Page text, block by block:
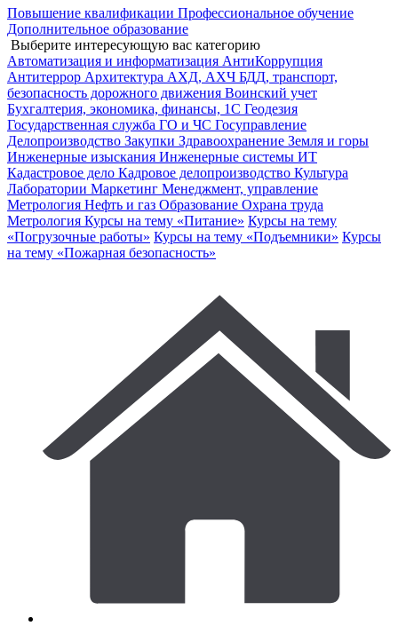
Повышение квалификации Профессиональное обучение
Дополнительное образование
Выберите интересующую вас категорию
Автоматизация и информатизация АнтиКоррупция
Антитеррор Архитектура АХД, АХЧ БДД, транспорт,
безопасность дорожного движения Воинский учет
Бухгалтерия, экономика, финансы, 1С Геодезия
Государственная служба ГО и ЧС Госуправление
Делопроизводство Закупки Здравоохранение Земля и горы
Инженерные изыскания Инженерные системы ИТ
Кадастровое дело Кадровое делопроизводство Культура
Лаборатории Маркетинг Менеджмент, управление
Метрология Нефть и газ Образование Охрана труда
Метрология Курсы на тему «Питание» Курсы на тему
«Погрузочные работы» Курсы на тему «Подъемники» Курсы
на тему «Пожарная безопасность»